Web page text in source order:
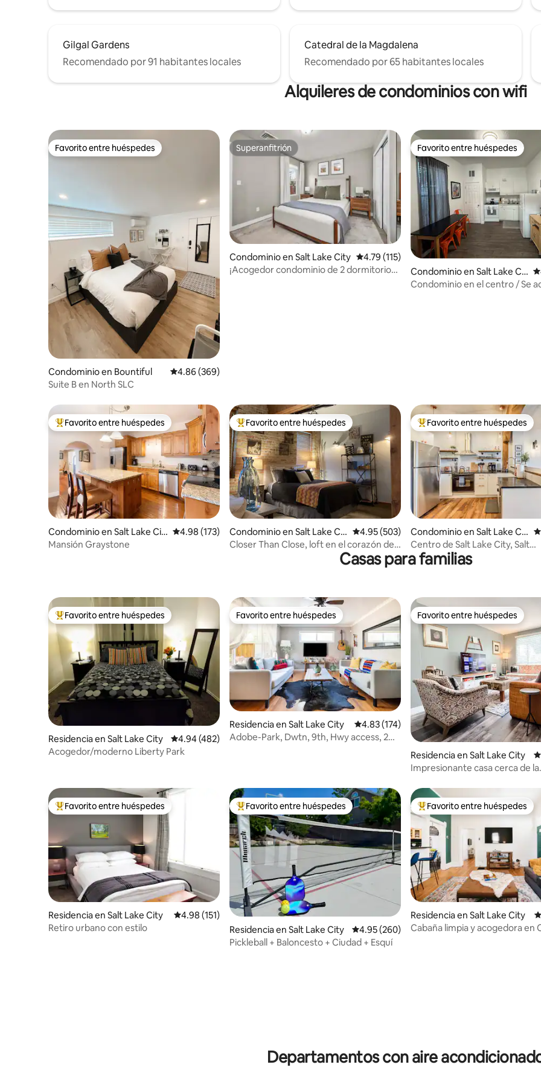
Gilgal Gardens
Recomendado por 91 habitantes locales
Catedral de la Magdalena
Recomendado por 65 habitantes locales
Alquileres de condominios con wifi
Favorito entre huéspedes
Favorito entre huéspedes
Condominio en Bountiful Calificación promedio: 4.86 de 5; 369 evaluaciones
4.86 (369)
Suite B en North SLC
Superanfitrión
Superanfitrión
Condominio en Salt Lake City Calificación promedio: 4.79 de 5; 115
4.79 (115)
¡Acogedor condominio de 2 dormitorios
Favorito entre huéspedes
Favorito entre huéspedes
Condominio en Salt Lake Cit
y
Condominio en el centro / Se
De los mejores en Favorito entre huéspedes
Favorito entre huéspedes
Condominio en Salt Lake Cit
y
Calificación promedio: 4.98 de 5; 173 evaluaciones
4.98 (173)
Mansión Graystone
De los mejores en Favorito entre huéspedes
Favorito entre huéspedes
Condominio en Salt Lake Cit
y
Calificación promedio: 4.95 de 5; 503
4.95 (503)
Closer Than Close, loft en el corazón del
De los mejores en Favorito
Favorito entre huéspedes
Condominio en Salt Lake Cit
y
Centro de Salt Lake City, Salt
Palace/Delta +Jacuzzi
Casas para familias
De los mejores en Favorito entre huéspedes
Favorito entre huéspedes
Residencia en Salt Lake City Calificación promedio: 4.94 de 5; 482 evaluaciones
4.94 (482)
Acogedor/moderno Liberty Park
Favorito entre huéspedes
Favorito entre huéspedes
Residencia en Salt Lake City Calificación promedio: 4.83 de 5; 174
4.83 (174)
Adobe-Park, Dwtn, 9th, Hwy access, 2
Favorito entre huéspedes
Favorito entre huéspedes
Residencia en Salt Lake City
Impresionante casa cerca de la
ciudad
De los mejores en Favorito entre huéspedes
Favorito entre huéspedes
Residencia en Salt Lake City Calificación promedio: 4.98 de 5; 151 evaluaciones
4.98 (151)
Retiro urbano con estilo
De los mejores en Favorito entre huéspedes
Favorito entre huéspedes
Residencia en Salt Lake City Calificación promedio: 4.95 de 5; 260
4.95 (260)
Pickleball + Baloncesto + Ciudad + Esquí
De los mejores en Favorito
Favorito entre huéspedes
Residencia en Salt Lake City
Cabaña limpia y acogedora en
Departamentos con aire